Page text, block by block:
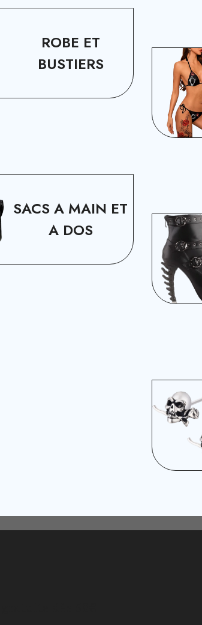
ROBE ET
BUSTIERS
SACS A MAIN ET
A DOS